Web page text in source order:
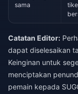
sama
Catatan Editor:
dapat diselesaikan
Keinginan untuk
menciptakan
pemain kepada